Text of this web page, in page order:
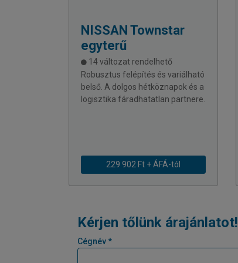
NISSAN Townstar
egyterű
14 változat rendelhető
Robusztus felépítés és variálható
belső. A dolgos hétköznapok és a
logisztika fáradhatatlan partnere.
229 902 Ft + ÁFÁ-tól
Kérjen tőlünk árajánlatot!
Cégnév *